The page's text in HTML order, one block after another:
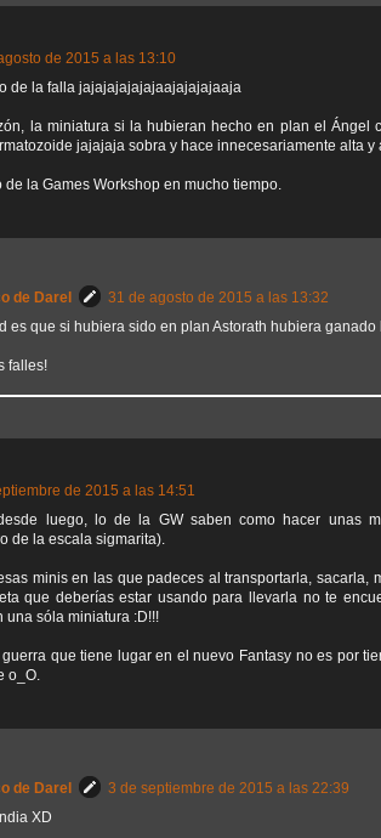
de 2015 a las 13:10
de la falla jajajajajajajaajajajajaaja
la miniatura si la hubieran hecho en plan el Ángel
jajajaja sobra y hace innecesariamente alta y
de la Games Workshop en mucho tiempo.
de Darel
31 de agosto de 2015 a las 13:32
es que si hubiera sido en plan Astorath hubiera ganado
falles!
de 2015 a las 14:51
luego, lo de la GW saben como hacer unas
de la escala sigmarita).
minis en las que padeces al transportarla, sacarla,
que deberías estar usando para llevarla no te
una sóla miniatura :D!!!
que tiene lugar en el nuevo Fantasy no es por
o_O.
de Darel
3 de septiembre de 2015 a las 22:39
XD